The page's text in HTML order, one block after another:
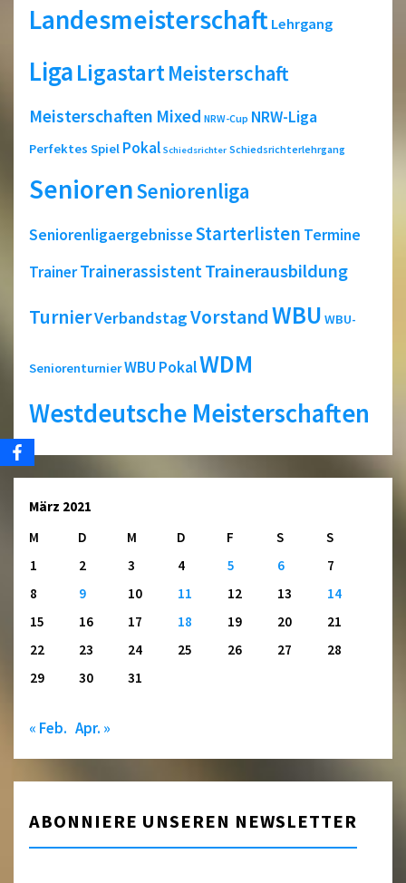
Landesmeisterschaft Lehrgang
LigaLigastartMeisterschaft
Meisterschaften Mixed NRW-Cup NRW-Liga
Perfektes Spiel Pokal Schiedsrichter Schiedsrichterlehrgang
SeniorenSeniorenliga
SeniorenligaergebnisseStarterlisten Termine
TrainerTrainerassistentTrainerausbildung
TurnierVerbandstagVorstandWBU WBU-
SeniorenturnierWBU PokalWDM
Westdeutsche Meisterschaften
März 2021
M
D M D F S
S
1
2 3 4 5 6
7
8
9 10 11 12 13
14
15
16 17 18 19 20
21
22
23 24 25 26 27
28
29
30 31
« Feb. Apr. »
ABONNIERE UNSEREN NEWSLETTER